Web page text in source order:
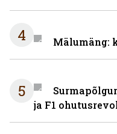
4 Mälumäng:
5
ja F1